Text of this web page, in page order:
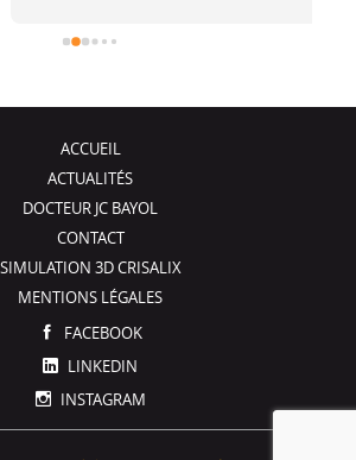
conseils, je recommande !
ACCUEIL
ACTUALITÉS
DOCTEUR JC BAYOL
CONTACT
SIMULATION 3D CRISALIX
MENTIONS LÉGALES
FACEBOOK
LINKEDIN
INSTAGRAM